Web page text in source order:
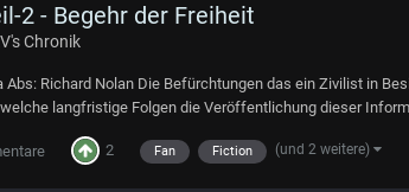
2 - Begehr der Freiheit
Chronik
Abs: Richard Nolan Die Befürchtungen das ein Zivilist in
langfristige Folgen die Veröffentlichung dieser
2 Fan Fiction (und 2 weitere)